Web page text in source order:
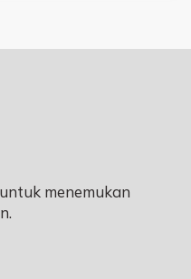
menemukan